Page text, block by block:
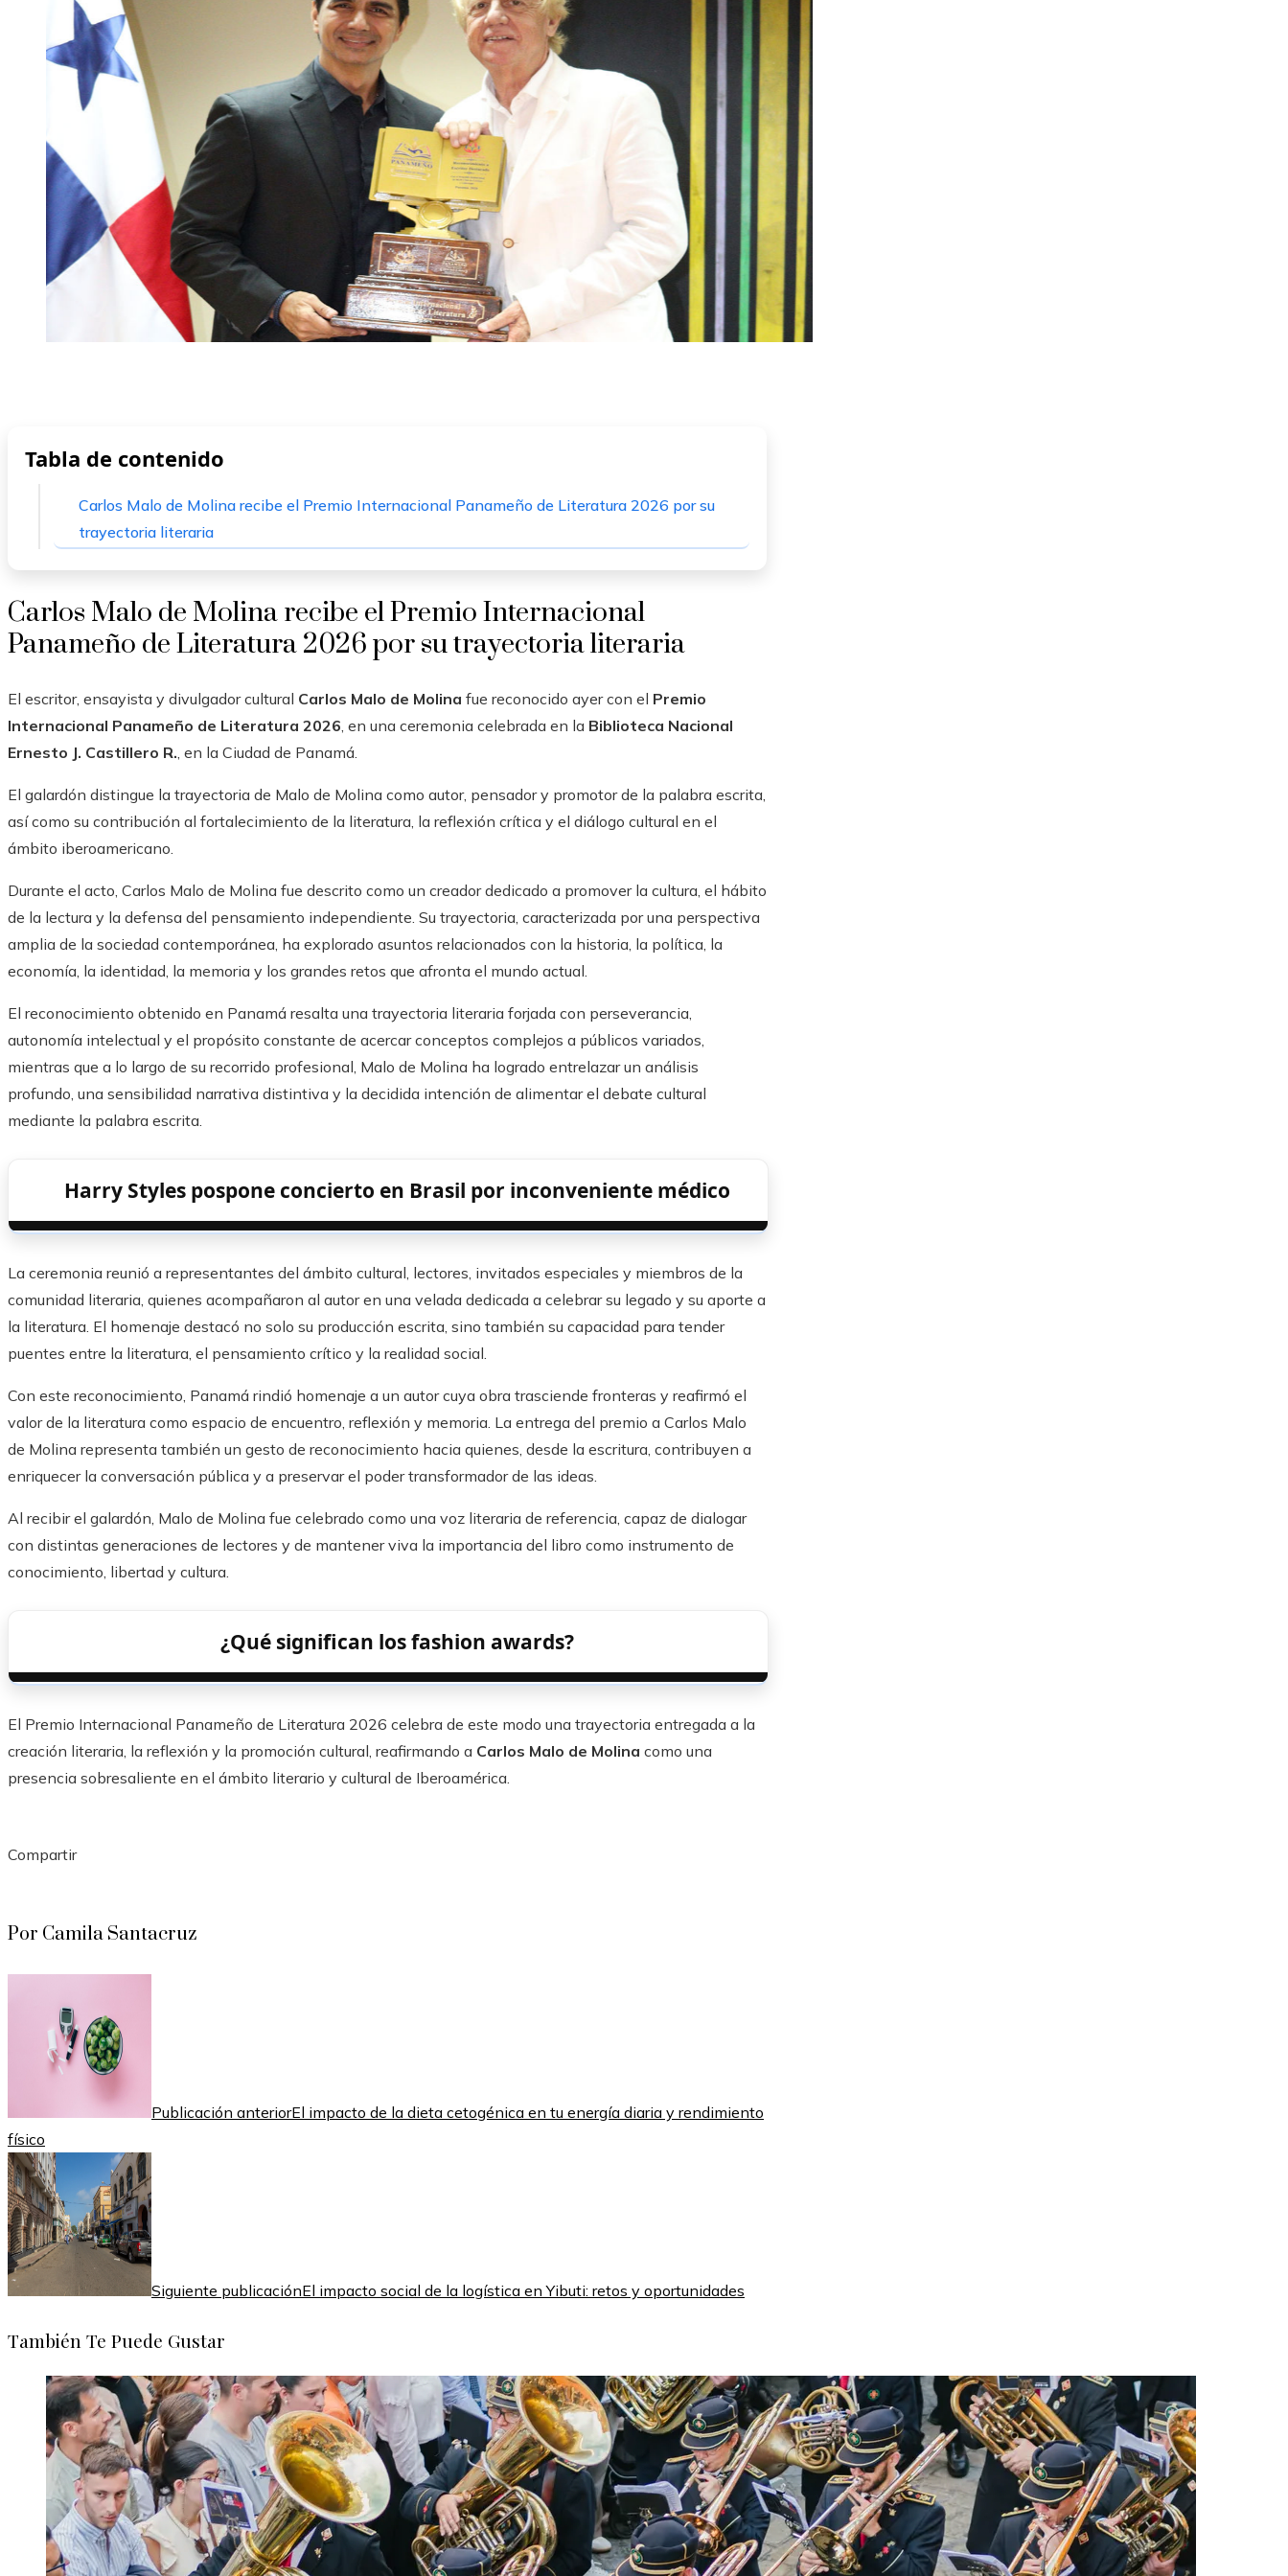
Tabla de contenido
Carlos Malo de Molina recibe el Premio Internacional Panameño de Literatura 2026 por su
trayectoria literaria
Carlos Malo de Molina recibe el Premio Internacional
Panameño de Literatura 2026 por su trayectoria literaria
El escritor, ensayista y divulgador cultural Carlos Malo de Molina fue reconocido ayer con el Premio
Internacional Panameño de Literatura 2026, en una ceremonia celebrada en la Biblioteca Nacional
Ernesto J. Castillero R., en la Ciudad de Panamá.
El galardón distingue la trayectoria de Malo de Molina como autor, pensador y promotor de la palabra escrita,
así como su contribución al fortalecimiento de la literatura, la reflexión crítica y el diálogo cultural en el
ámbito iberoamericano.
Durante el acto, Carlos Malo de Molina fue descrito como un creador dedicado a promover la cultura, el hábito
de la lectura y la defensa del pensamiento independiente. Su trayectoria, caracterizada por una perspectiva
amplia de la sociedad contemporánea, ha explorado asuntos relacionados con la historia, la política, la
economía, la identidad, la memoria y los grandes retos que afronta el mundo actual.
El reconocimiento obtenido en Panamá resalta una trayectoria literaria forjada con perseverancia,
autonomía intelectual y el propósito constante de acercar conceptos complejos a públicos variados,
mientras que a lo largo de su recorrido profesional, Malo de Molina ha logrado entrelazar un análisis
profundo, una sensibilidad narrativa distintiva y la decidida intención de alimentar el debate cultural
mediante la palabra escrita.
Harry Styles pospone concierto en Brasil por inconveniente médico
La ceremonia reunió a representantes del ámbito cultural, lectores, invitados especiales y miembros de la
comunidad literaria, quienes acompañaron al autor en una velada dedicada a celebrar su legado y su aporte a
la literatura. El homenaje destacó no solo su producción escrita, sino también su capacidad para tender
puentes entre la literatura, el pensamiento crítico y la realidad social.
Con este reconocimiento, Panamá rindió homenaje a un autor cuya obra trasciende fronteras y reafirmó el
valor de la literatura como espacio de encuentro, reflexión y memoria. La entrega del premio a Carlos Malo
de Molina representa también un gesto de reconocimiento hacia quienes, desde la escritura, contribuyen a
enriquecer la conversación pública y a preservar el poder transformador de las ideas.
Al recibir el galardón, Malo de Molina fue celebrado como una voz literaria de referencia, capaz de dialogar
con distintas generaciones de lectores y de mantener viva la importancia del libro como instrumento de
conocimiento, libertad y cultura.
¿Qué significan los fashion awards?
El Premio Internacional Panameño de Literatura 2026 celebra de este modo una trayectoria entregada a la
creación literaria, la reflexión y la promoción cultural, reafirmando a Carlos Malo de Molina como una
presencia sobresaliente en el ámbito literario y cultural de Iberoamérica.
Compartir
Por Camila Santacruz
Publicación anteriorEl impacto de la dieta cetogénica en tu energía diaria y rendimiento
físico
Siguiente publicaciónEl impacto social de la logística en Yibuti: retos y oportunidades
También Te Puede Gustar